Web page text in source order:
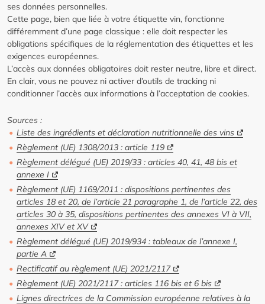
ses données personnelles.
Cette page, bien que liée à votre étiquette vin, fonctionne
différemment d’une page classique : elle doit respecter les
obligations spécifiques de la réglementation des étiquettes et les
exigences européennes.
L’accès aux données obligatoires doit rester neutre, libre et direct.
En clair, vous ne pouvez ni activer d’outils de tracking ni
conditionner l’accès aux informations à l’acceptation de cookies.
Sources :
Liste des ingrédients et déclaration nutritionnelle des vins
Règlement (UE) 1308/2013 : article 119
Règlement délégué (UE) 2019/33 : articles 40, 41, 48 bis et
annexe I
Règlement (UE) 1169/2011 : dispositions pertinentes des
articles 18 et 20, de l’article 21 paragraphe 1, de l’article 22, des
articles 30 à 35, dispositions pertinentes des annexes VI à VII,
annexes XIV et XV
Règlement délégué (UE) 2019/934 : tableaux de l’annexe I,
partie A
Rectificatif au règlement (UE) 2021/2117
Règlement (UE) 2021/2117 : articles 116 bis et 6 bis
Lignes directrices de la Commission européenne relatives à la